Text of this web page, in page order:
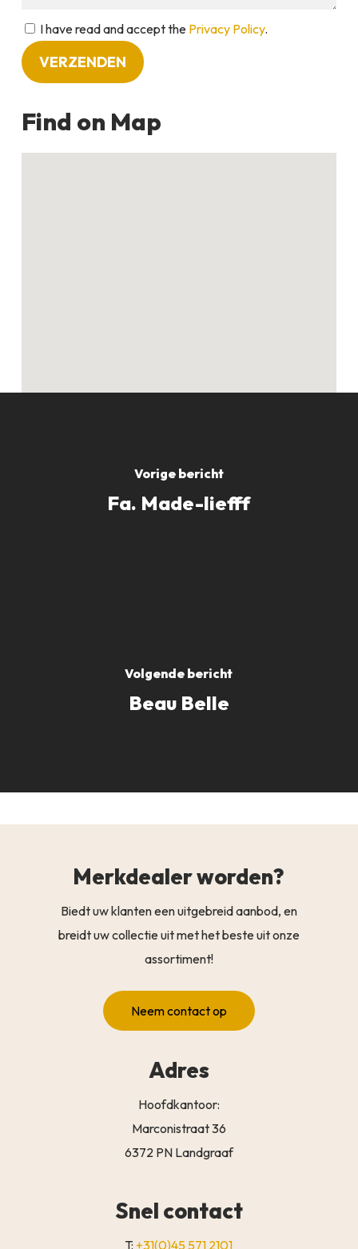
I have read and accept the Privacy Policy.
Find on Map
Vorige bericht
Fa. Made-liefff
Volgende bericht
Beau Belle
Merkdealer worden?
Biedt uw klanten een uitgebreid aanbod, en
breidt uw collectie uit met het beste uit onze
assortiment!
Neem contact op
Adres
Hoofdkantoor:
Marconistraat 36
6372 PN Landgraaf
Snel contact
T: +31(0)45 571 2101